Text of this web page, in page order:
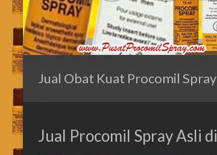
Jual Obat Kuat Procomil
Jual Procomil Spray Asli